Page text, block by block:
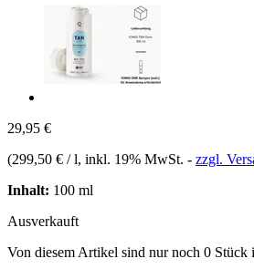
29,95 €
(299,50 € / l, inkl. 19% MwSt. - zzgl.
Inhalt: 100 ml
Ausverkauft
Von diesem Artikel sind nur noch 0 Stück